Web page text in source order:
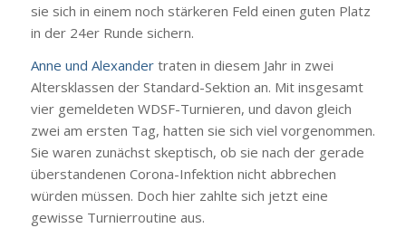
sie sich in einem noch stärkeren Feld einen guten Platz
in der 24er Runde sichern.
Anne und Alexandertraten in diesem Jahr in zwei
Altersklassen der Standard-Sektion an. Mit insgesamt
vier gemeldeten WDSF-Turnieren, und davon gleich
zwei am ersten Tag, hatten sie sich viel vorgenommen.
Sie waren zunächst skeptisch, ob sie nach der gerade
überstandenen Corona-Infektion nicht abbrechen
würden müssen. Doch hier zahlte sich jetzt eine
gewisse Turnierroutine aus.